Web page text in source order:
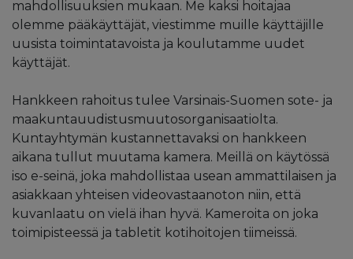
mahdollisuuksien mukaan. Me kaksi hoitajaa
olemme pääkäyttäjät, viestimme muille käyttäjille
uusista toimintatavoista ja koulutamme uudet
käyttäjät.
Hankkeen rahoitus tulee Varsinais-Suomen sote- ja
maakuntauudistusmuutosorganisaatiolta.
Kuntayhtymän kustannettavaksi on hankkeen
aikana tullut muutama kamera. Meillä on käytössä
iso e-seinä, joka mahdollistaa usean ammattilaisen ja
asiakkaan yhteisen videovastaanoton niin, että
kuvanlaatu on vielä ihan hyvä. Kameroita on joka
toimipisteessä ja tabletit kotihoitojen tiimeissä.